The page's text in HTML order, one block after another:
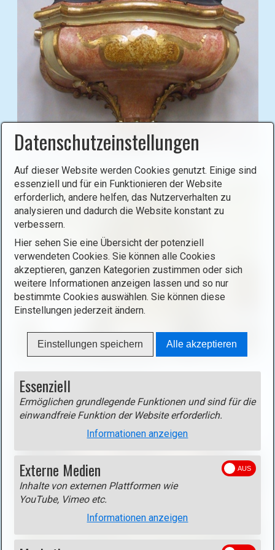
b
o
x
)
.
ö
f
f
n
(
o
e
n
m
a
e
i
n
l
i
g
t
b
o
)
.
i
l
d
L
i
h
t
o
x
f
n
n
p
n
Pieta in der Pfarrkirche.
d
i
n
b
Datenschutzeinstellungen
Auf dieser Website werden Cookies genutzt. Einige sind
essenziell und für ein Funktionieren der Website
erforderlich, andere helfen, das Nutzerverhalten zu
analysieren und dadurch die Website konstant zu
verbessern.
Hier sehen Sie eine Übersicht der potenziell
verwendeten Cookies. Sie können alle Cookies
akzeptieren, ganzen Kategorien zustimmen oder sich
weitere Informationen anzeigen lassen und so nur
bestimmte Cookies auswählen. Sie können diese
Einstellungen jederzeit ändern.
Einstellungen speichern Alle akzeptieren
Essenziell
Ermöglichen grundlegende Funktionen und sind für die
einwandfreie Funktion der Website erforderlich.
Informationen anzeigen
Externe Medien
Inhalte von externen Plattformen wie
YouTube, Vimeo etc.
Informationen anzeigen